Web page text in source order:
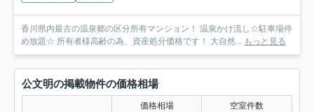
香川県内最古の温泉郷の区分所有マンション！ 温泉かけ流し☆駐車場停
め放題☆ 所有者様高齢の為、資産処分価格です！ 大自然... もっと見る
公文明の掲載物件の価格相場
価格相場 空室件数